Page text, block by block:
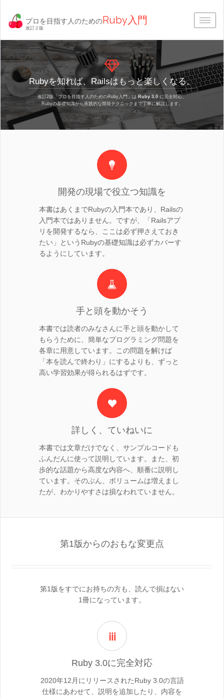
プロを目指す人のためのRuby入門
改訂２版
Rubyを知れば、Railsはもっと楽しくなる。
改訂2版「プロを目指す人のためのRuby入門」は Ruby 3.0に完全対応。
Rubyの基礎知識から実践的な開発テクニックまで丁寧に解説します。
開発の現場で役立つ知識を
本書はあくまでRubyの入門本であり、Railsの
入門本ではありません。ですが、「Railsアプ
リを開発するなら、ここは必ず押さえておき
たい」というRubyの基礎知識は必ずカバーす
るようにしています。
手と頭を動かそう
本書では読者のみなさんに手と頭を動かして
もらうために、簡単なプログラミング問題を
各章に用意しています。この問題を解けば
「本を読んで終わり」にするよりも、ずっと
高い学習効果が得られるはずです。
詳しく、ていねいに
本書では文章だけでなく、サンプルコードも
ふんだんに使って説明しています。また、初
歩的な話題から高度な内容へ、順番に説明し
ています。そのぶん、ボリュームは増えまし
たが、わかりやすさは損なわれていません。
第1版からのおもな変更点
第1版をすでにお持ちの方も、読んで損はない
1冊になっています。
ⅲ
Ruby 3.0に完全対応
2020年12月にリリースされたRuby 3.0の言語
仕様にあわせて、説明を追加したり、内容を